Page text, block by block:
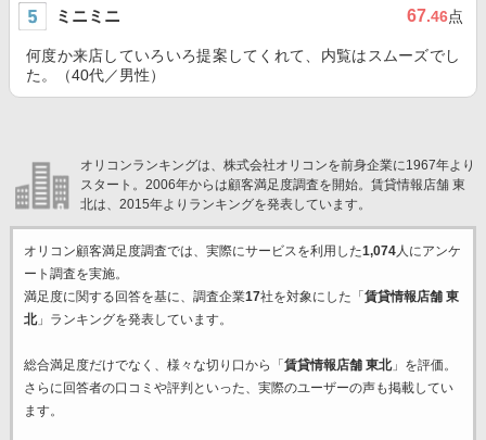
ミニミニ 67.46点
何度か来店していろいろ提案してくれて、内覧はスムーズでし
た。（40代／男性）
オリコンランキングは、株式会社オリコンを前身企業に1967年より
スタート。2006年からは顧客満足度調査を開始。賃貸情報店舗 東
北は、2015年よりランキングを発表しています。
オリコン顧客満足度調査では、実際にサービスを利用した1,074人にアンケ
ート調査を実施。
満足度に関する回答を基に、調査企業17社を対象にした「 賃貸情報店舗 東
北」ランキングを発表しています。
総合満足度だけでなく、様々な切り口から「 賃貸情報店舗 東北」を評価。
さらに回答者の口コミや評判といった、実際のユーザーの声も掲載してい
ます。